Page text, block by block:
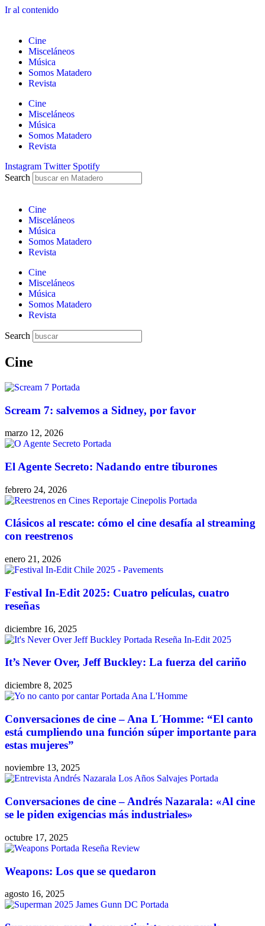
Ir al contenido
Cine
Misceláneos
Música
Somos Matadero
Revista
Cine
Misceláneos
Música
Somos Matadero
Revista
Instagram Twitter Spotify
Search
Cine
Misceláneos
Música
Somos Matadero
Revista
Cine
Misceláneos
Música
Somos Matadero
Revista
Search
Cine
Scream 7: salvemos a Sidney, por favor
marzo 12, 2026
El Agente Secreto: Nadando entre tiburones
febrero 24, 2026
Clásicos al rescate: cómo el cine desafía al streaming
con reestrenos
enero 21, 2026
Festival In-Edit 2025: Cuatro películas, cuatro
reseñas
diciembre 16, 2025
It’s Never Over, Jeff Buckley: La fuerza del cariño
diciembre 8, 2025
Conversaciones de cine – Ana L´Homme: “El canto
está cumpliendo una función súper importante para
estas mujeres”
noviembre 13, 2025
Conversaciones de cine – Andrés Nazarala: «Al cine
se le piden exigencias más industriales»
octubre 17, 2025
Weapons: Los que se quedaron
agosto 16, 2025